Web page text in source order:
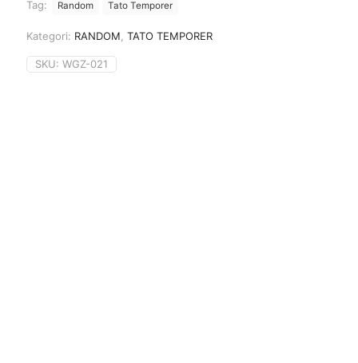
Tag: Random Tato Temporer
Kategori: RANDOM TATO TEMPORER
SKU: WGZ-021